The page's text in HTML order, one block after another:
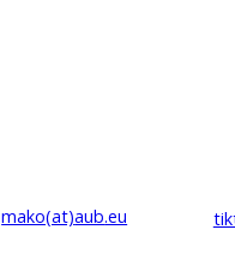
mako(at)aub.eu